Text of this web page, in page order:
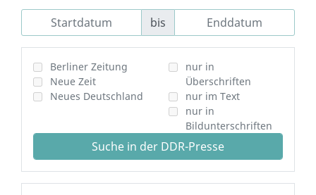
bis
Berliner Zeitung
Neue Zeit
Neues Deutschland
nur in
Überschriften
nur im Text
nur in
Bildunterschriften
Suche in der DDR-Presse